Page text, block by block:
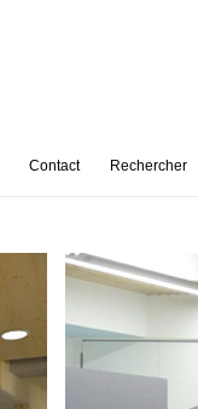
Contact Rechercher